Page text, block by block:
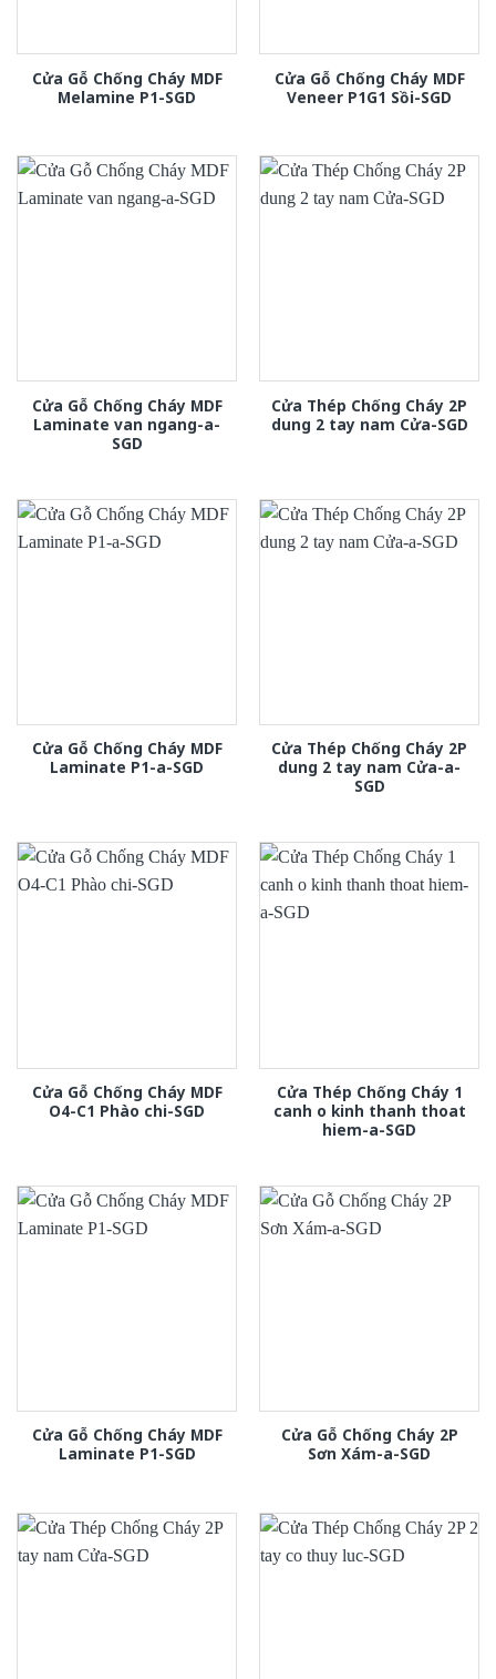
Cửa Gỗ Chống Cháy MDF
Melamine P1-SGD
Cửa Gỗ Chống Cháy MDF
Veneer P1G1 Sồi-SGD
Cửa Gỗ Chống Cháy MDF
Laminate van ngang-a-
SGD
Cửa Thép Chống Cháy 2P
dung 2 tay nam Cửa-SGD
Cửa Gỗ Chống Cháy MDF
Laminate P1-a-SGD
Cửa Thép Chống Cháy 2P
dung 2 tay nam Cửa-a-
SGD
Cửa Gỗ Chống Cháy MDF
O4-C1 Phào chi-SGD
Cửa Thép Chống Cháy 1
canh o kinh thanh thoat
hiem-a-SGD
Cửa Gỗ Chống Cháy MDF
Laminate P1-SGD
Cửa Gỗ Chống Cháy 2P
Sơn Xám-a-SGD